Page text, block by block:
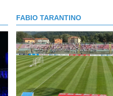
FABIO TARANTINO